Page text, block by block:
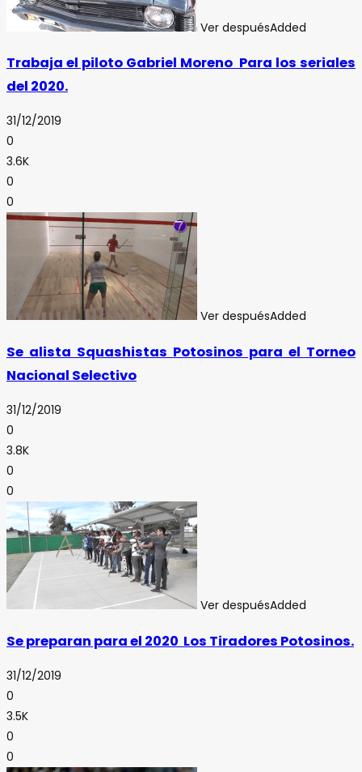
Ver despuésAdded
Trabaja el piloto Gabriel Moreno Para los seriales
del 2020.
31/12/2019
0
3.6K
0
0
Ver despuésAdded
Se alista Squashistas Potosinos para el Torneo
Nacional Selectivo
31/12/2019
0
3.8K
0
0
Ver despuésAdded
Se preparan para el 2020 Los Tiradores Potosinos.
31/12/2019
0
3.5K
0
0